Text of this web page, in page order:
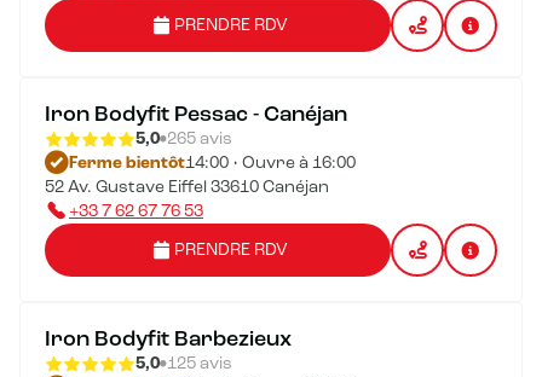
PRENDRE RDV
Iron Bodyfit Pessac - Canéjan
5,0 265 avis
Ferme bientôt14:00 • Ouvre à 16:00
52 Av. Gustave Eiffel 33610 Canéjan
+33 7 62 67 76 53
PRENDRE RDV
Iron Bodyfit Barbezieux
5,0 125 avis